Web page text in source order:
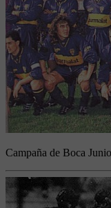
Campaña de Boca